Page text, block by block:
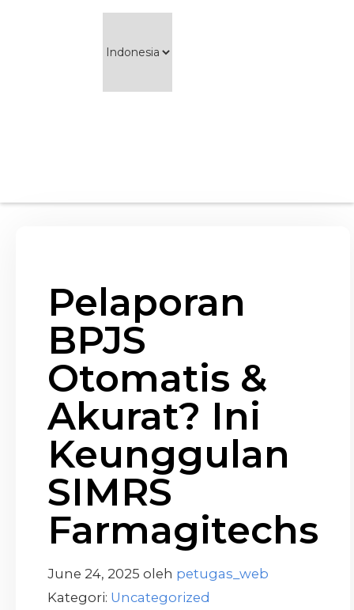
Pelaporan
BPJS
Otomatis &
Akurat? Ini
Keunggulan
SIMRS
Farmagitechs
June 24, 2025 oleh petugas_web
Kategori: Uncategorized